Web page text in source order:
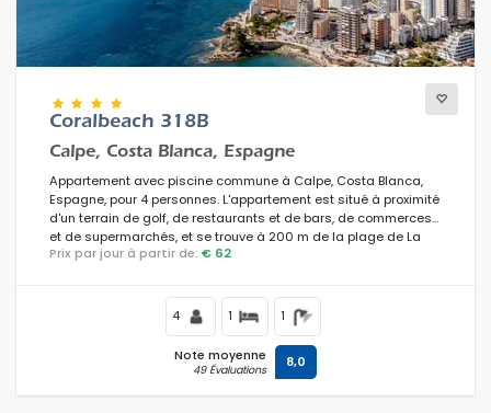
Services
Catégories supplémentaires
Coralbeach 318B
Calpe, Costa Blanca, Espagne
Appartement avec piscine commune à Calpe, Costa Blanca,
Espagne, pour 4 personnes. L'appartement est situé à proximité
d'un terrain de golf, de restaurants et de bars, de commerces
et de supermarchés, et se trouve à 200 m de la plage de La
Fossa / Levante.
Prix par jour à partir de: € 62
4 1 1
Note moyenne
49 Évaluations 8,0